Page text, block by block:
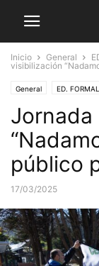
Inicio General
visibilización
General ED.
público
17/03/2025